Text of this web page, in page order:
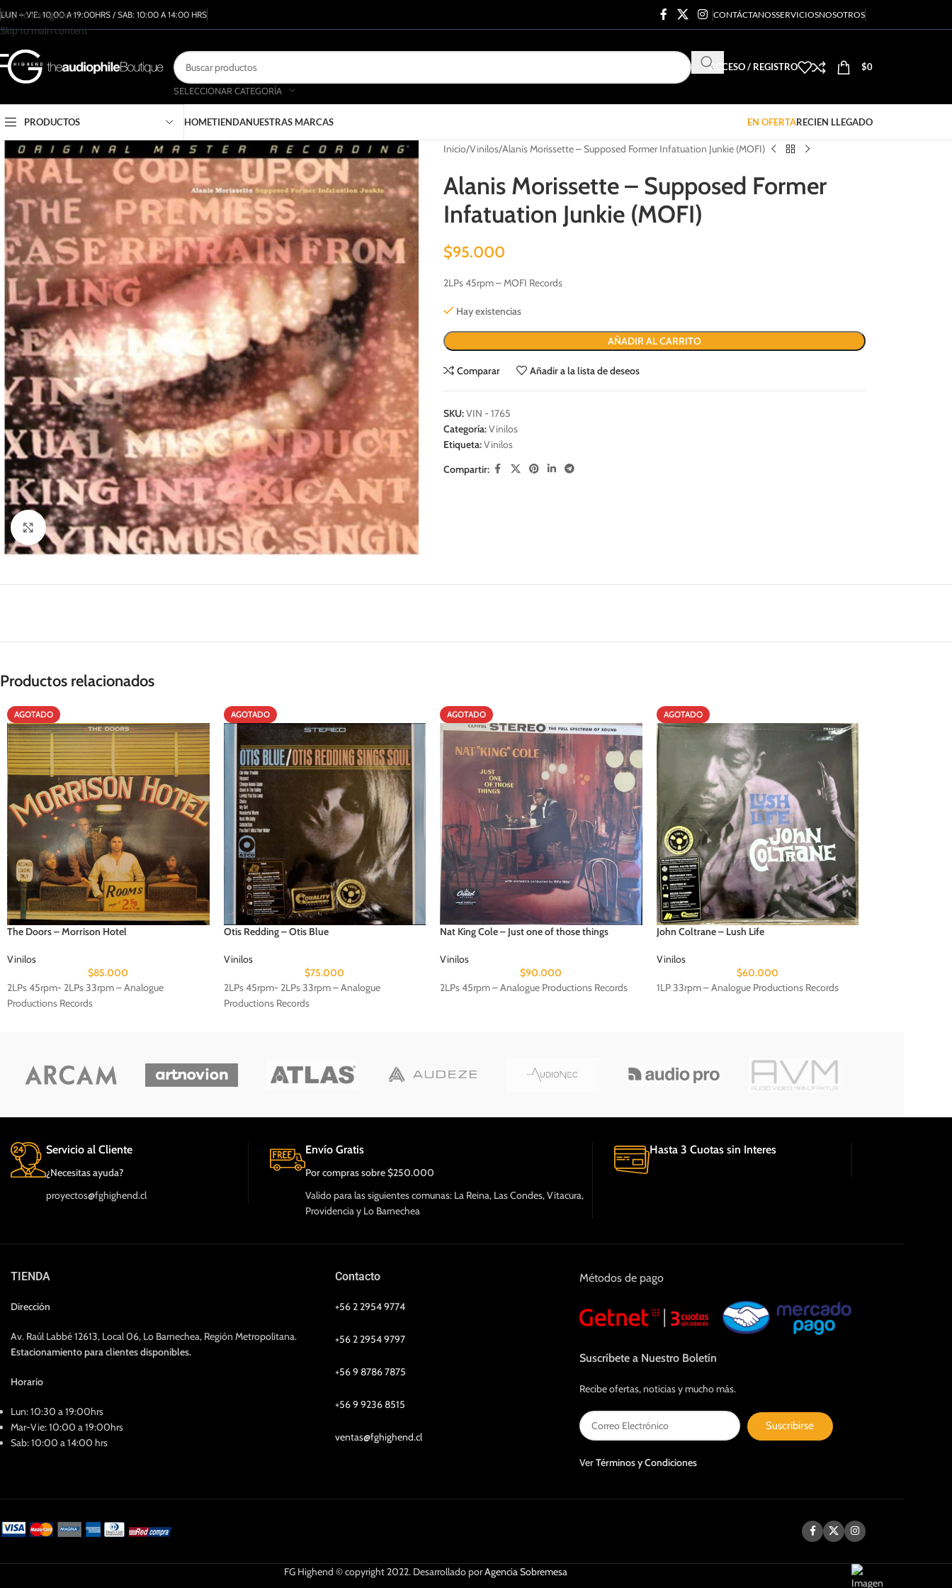
Skip to navigation
Skip to main content
LUN – VIE: 10:00 A 19:00HRS / SAB: 10:00 A 14:00 HRS CONTÁCTANOSSERVICIOSNOSOTROS
SELECCIONAR CATEGORÍA
ACCESO / REGISTRO $0
PRODUCTOS HOMETIENDANUESTRAS MARCAS EN OFERTARECIEN LLEGADO
Clic para ampliar
Inicio Vinilos Alanis Morissette – Supposed Former Infatuation Junkie (MOFI)
Alanis Morissette – Supposed Former
Infatuation Junkie (MOFI)
$95.000
2LPs 45rpm – MOFI Records
Hay existencias
AÑADIR AL CARRITO
Comparar Añadir a la lista de deseos
SKU:VIN - 1765
Categoría:Vinilos
Etiqueta:Vinilos
Compartir:
Productos relacionados
AGOTADO
The Doors – Morrison Hotel
Vinilos
$85.000
2LPs 45rpm- 2LPs 33rpm – Analogue
Productions Records
AGOTADO
Otis Redding – Otis Blue
Vinilos
$75.000
2LPs 45rpm- 2LPs 33rpm – Analogue
Productions Records
AGOTADO
Nat King Cole – Just one of those things
Vinilos
$90.000
2LPs 45rpm – Analogue Productions Records
AGOTADO
John Coltrane – Lush Life
Vinilos
$60.000
1LP 33rpm – Analogue Productions Records
Servicio al Cliente
¿Necesitas ayuda?
proyectos@fghighend.cl
Envío Gratis
Por compras sobre $250.000
Valido para las siguientes comunas: La Reina, Las Condes, Vitacura,
Providencia y Lo Barnechea
Hasta 3 Cuotas sin Interes
TIENDA
Dirección
Av. Raúl Labbé 12613, Local 06, Lo Barnechea, Región Metropolitana.
Estacionamiento para clientes disponibles.
Horario
Lun: 10:30 a 19:00hrs
Mar-Vie: 10:00 a 19:00hrs
Sab: 10:00 a 14:00 hrs
Contacto
+56 2 2954 9774
+56 2 2954 9797
+56 9 8786 7875
+56 9 9236 8515
ventas@fghighend.cl
Métodos de pago
Suscríbete a Nuestro Boletín
Recibe ofertas, noticias y mucho más.
Suscribirse
VerTérminos y Condiciones
FG Highend © copyright 2022. Desarrollado porAgencia Sobremesa